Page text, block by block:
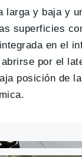
larga y baja y
superficies
en el
por el
posición de